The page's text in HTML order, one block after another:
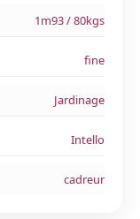
1m93 / 80kgs
fine
Jardinage
Intello
cadreur